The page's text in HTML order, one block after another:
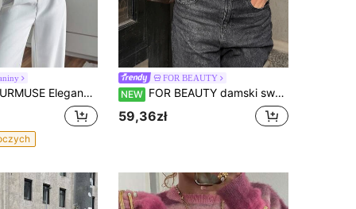
sweter z rękawami nietoperzowymi, luźny fason oversize, minimalistyczna elegancja, czarny sweter oversize, sweter z dzwonkowatymi rękawami, sweter z golfem, sweter z rękawami nietoperzowymi, sweter, kremowy sweter, swetry, damski sweter, biały sweter, damski sweter, damskie swetry, ubrania zimowe
FOR BEAUTY
NEW FOR BEAUTY damski sweter kardigan na jesień i zimę, Y2K, maślanożółty, zapinany na guziki, z długim rękawem, okrągłym dekoltem, dopasowany, dzianinowy, casualowy, do szkolnych stylizacji
59,36zł